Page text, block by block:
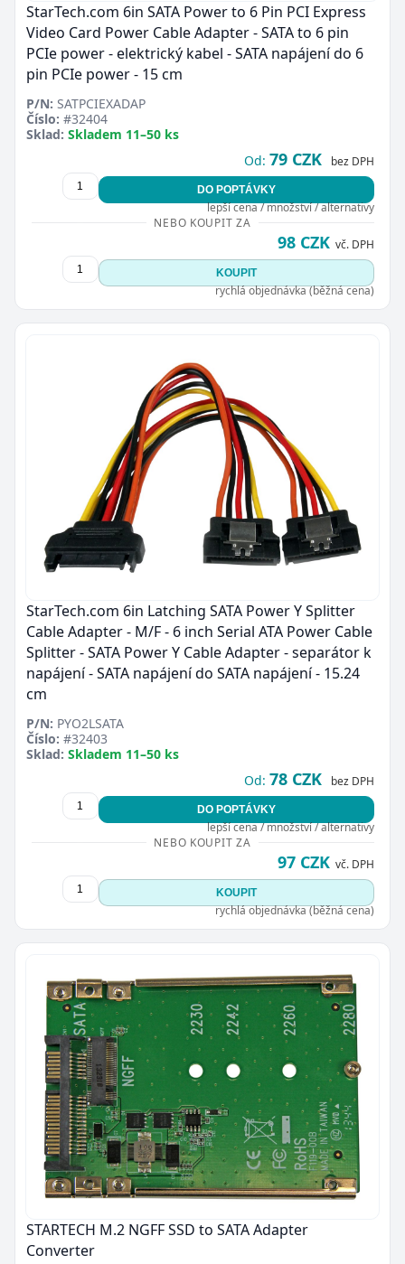
StarTech.com 6in SATA Power to 6 Pin PCI Express
Video Card Power Cable Adapter - SATA to 6 pin
PCIe power - elektrický kabel - SATA napájení do 6
pin PCIe power - 15 cm
P/N: SATPCIEXADAP
Číslo: #32404
Sklad: Skladem 11–50 ks
Od: 79 CZK bez DPH
DO POPTÁVKY
lepší cena / množství / alternativy
NEBO KOUPIT ZA
98 CZK vč. DPH
KOUPIT
rychlá objednávka (běžná cena)
StarTech.com 6in Latching SATA Power Y Splitter
Cable Adapter - M/F - 6 inch Serial ATA Power Cable
Splitter - SATA Power Y Cable Adapter - separátor k
napájení - SATA napájení do SATA napájení - 15.24
cm
P/N: PYO2LSATA
Číslo: #32403
Sklad: Skladem 11–50 ks
Od: 78 CZK bez DPH
DO POPTÁVKY
lepší cena / množství / alternativy
NEBO KOUPIT ZA
97 CZK vč. DPH
KOUPIT
rychlá objednávka (běžná cena)
STARTECH M.2 NGFF SSD to SATA Adapter
Converter